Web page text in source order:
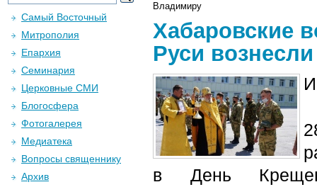
Владимиру
Хабаровские
Руси
в День
Самый Восточный
Митрополия
Епархия
Семинария
Церковные СМИ
Блогосфера
Фотогалерея
Медиатека
Вопросы священнику
Архив